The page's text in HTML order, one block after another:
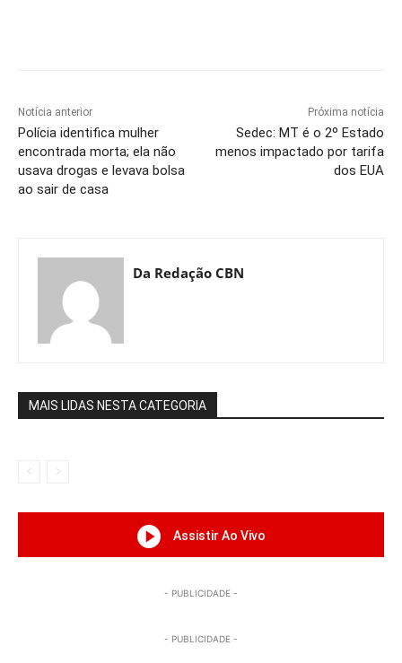
Notícia anterior
Polícia identifica mulher
encontrada morta; ela não
usava drogas e levava bolsa
ao sair de casa
Próxima notícia
Sedec: MT é o 2º Estado
menos impactado por tarifa
dos EUA
Da Redação CBN
MAIS LIDAS NESTA CATEGORIA
Assistir Ao Vivo
- PUBLICIDADE -
- PUBLICIDADE -